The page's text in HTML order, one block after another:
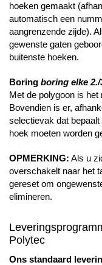
hoeken gemaakt
automatisch een
aangrenzende zijde).
gewenste gaten
buitenste hoeken.
Boring boring elke 2./
Met de polygoon is
Bovendien is er,
selectievak dat
hoek moeten worden
OPMERKING: Als u
overschakelt naar het
gereset om
elimineren.
Polytec
Ons standaard